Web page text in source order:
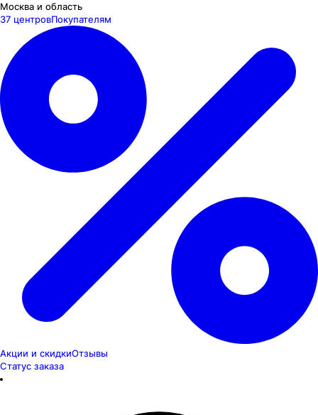
Москва и область
37 центровПокупателям
Акции и скидкиОтзывы
Статус заказа